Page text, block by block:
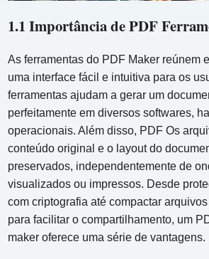
1.1 Importância de PDF
As ferramentas do PDF Maker reúnem
uma interface fácil e intuitiva para os
ferramentas ajudam a gerar um
perfeitamente em diversos softwares,
operacionais. Além disso, PDF Os
conteúdo original e o layout do
preservados, independentemente de
visualizados ou impressos. Desde
com criptografia até compactar
para facilitar o compartilhamento, um
maker oferece uma série de vantagens.